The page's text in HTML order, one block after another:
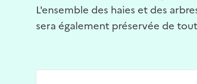
L'ensemble des haies et des
sera également préservée de